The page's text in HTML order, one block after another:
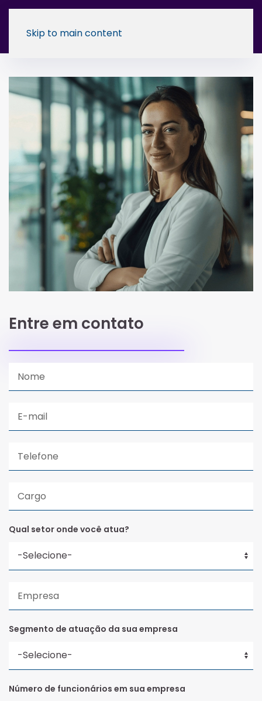
Skip to main content
Entre em contato
Qual setor onde você atua?
Segmento de atuação da sua empresa
Número de funcionários em sua empresa